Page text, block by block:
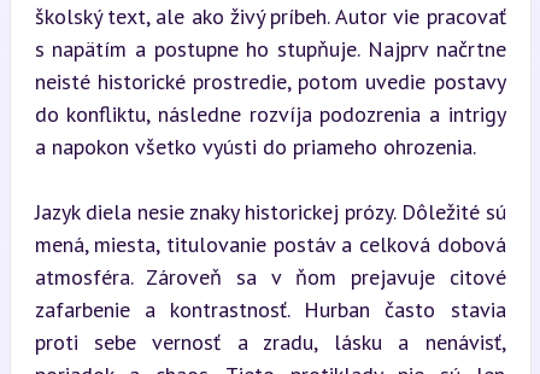
školský text, ale ako živý príbeh. Autor vie pracovať
s napätím a postupne ho stupňuje. Najprv načrtne
neisté historické prostredie, potom uvedie postavy
do konfliktu, následne rozvíja podozrenia a intrigy
a napokon všetko vyústi do priameho ohrozenia.
Jazyk diela nesie znaky historickej prózy. Dôležité sú
mená, miesta, titulovanie postáv a celková dobová
atmosféra. Zároveň sa v ňom prejavuje citové
zafarbenie a kontrastnosť. Hurban často stavia
proti sebe vernosť a zradu, lásku a nenávisť,